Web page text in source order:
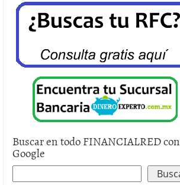
Buscar en todo FINANCIALRED con
Google